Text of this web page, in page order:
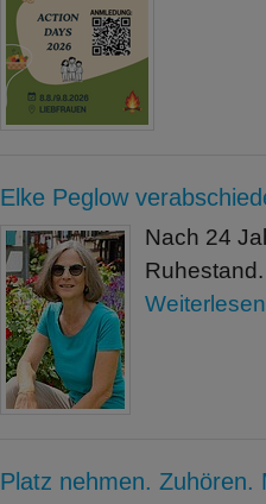
Elke Peglow
Nach 24
Ruhestand.
Weiterlesen
Platz nehmen. Zuhören.